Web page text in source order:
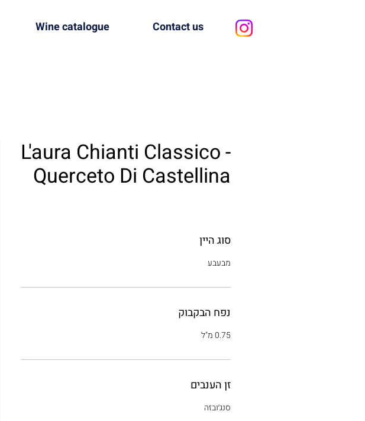
Contact us
Wine catalogue
L'aura Chianti Classico -
Querceto Di Castellina
סוג היין
מבעבע
נפח הבקבוק
0.75 מ"ל
זן הענבים
סנג׳ובזה